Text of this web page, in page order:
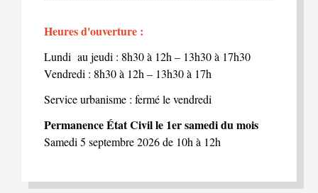
Heures d'ouverture :
Lundi au jeudi : 8h30 à 12h – 13h30 à 17h30
Vendredi : 8h30 à 12h – 13h30 à 17h
Service urbanisme : fermé le vendredi
Permanence État Civil le 1er samedi du mois
Samedi 5 septembre 2026 de 10h à 12h